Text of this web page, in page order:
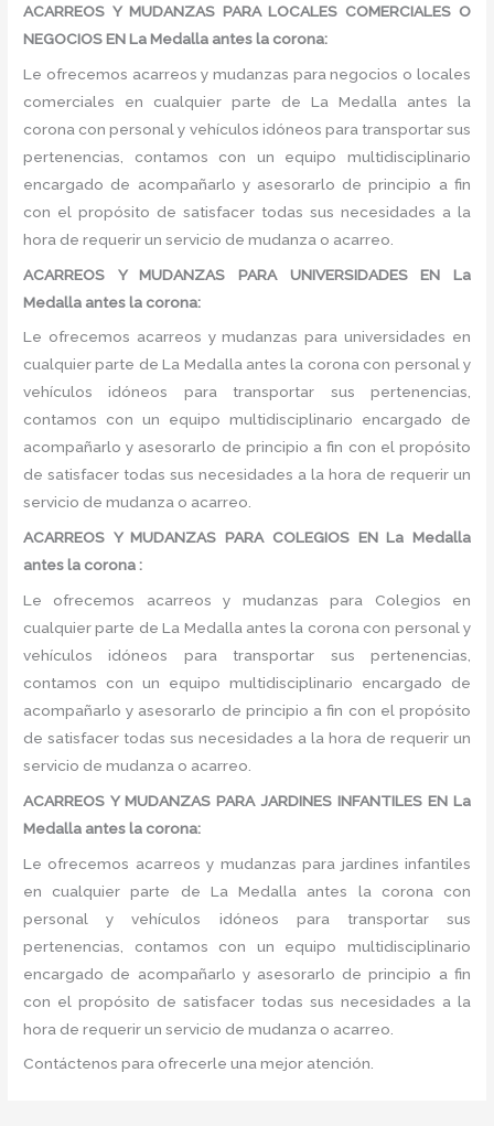
ACARREOS Y MUDANZAS PARA LOCALES COMERCIALES O
NEGOCIOS EN La Medalla antes la corona:
Le ofrecemos acarreos y mudanzas para negocios o locales
comerciales en cualquier parte de La Medalla antes la
corona con personal y vehículos idóneos para transportar sus
pertenencias, contamos con un equipo multidisciplinario
encargado de acompañarlo y asesorarlo de principio a fin
con el propósito de satisfacer todas sus necesidades a la
hora de requerir un servicio de mudanza o acarreo.
ACARREOS Y MUDANZAS PARA UNIVERSIDADES EN La
Medalla antes la corona:
Le ofrecemos acarreos y mudanzas para universidades en
cualquier parte de La Medalla antes la corona con personal y
vehículos idóneos para transportar sus pertenencias,
contamos con un equipo multidisciplinario encargado de
acompañarlo y asesorarlo de principio a fin con el propósito
de satisfacer todas sus necesidades a la hora de requerir un
servicio de mudanza o acarreo.
ACARREOS Y MUDANZAS PARA COLEGIOS EN La Medalla
antes la corona :
Le ofrecemos acarreos y mudanzas para Colegios en
cualquier parte de La Medalla antes la corona con personal y
vehículos idóneos para transportar sus pertenencias,
contamos con un equipo multidisciplinario encargado de
acompañarlo y asesorarlo de principio a fin con el propósito
de satisfacer todas sus necesidades a la hora de requerir un
servicio de mudanza o acarreo.
ACARREOS Y MUDANZAS PARA JARDINES INFANTILES EN La
Medalla antes la corona:
Le ofrecemos acarreos y mudanzas para jardines infantiles
en cualquier parte de La Medalla antes la corona con
personal y vehículos idóneos para transportar sus
pertenencias, contamos con un equipo multidisciplinario
encargado de acompañarlo y asesorarlo de principio a fin
con el propósito de satisfacer todas sus necesidades a la
hora de requerir un servicio de mudanza o acarreo.
Contáctenos para ofrecerle una mejor atención.